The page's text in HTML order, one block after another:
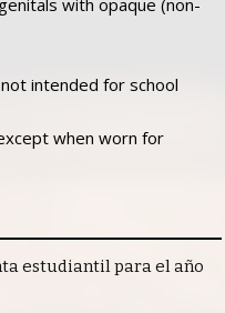
intended for school
when worn for
estudiantil para el año